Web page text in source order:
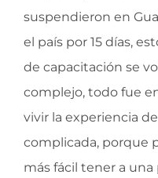
suspendieron en
el país por 15 días,
de capacitación se
complejo, todo fue
vivir la experiencia
complicada, porque
más fácil tener a